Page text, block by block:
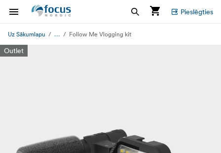
Pieslēgties
Uz Sākumlapu ... Follow Me Vlogging kit
Outlet